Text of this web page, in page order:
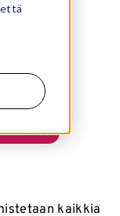
kaikkia